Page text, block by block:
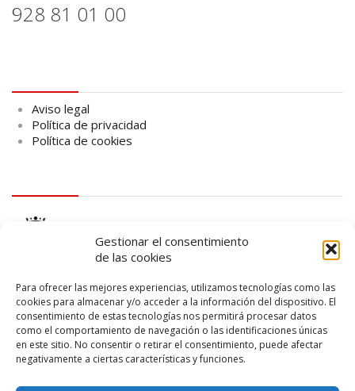
Gestionar el consentimiento
de las cookies
Para ofrecer las mejores experiencias, utilizamos tecnologías como las
cookies para almacenar y/o acceder a la información del dispositivo. El
consentimiento de estas tecnologías nos permitirá procesar datos
como el comportamiento de navegación o las identificaciones únicas
en este sitio. No consentir o retirar el consentimiento, puede afectar
negativamente a ciertas características y funciones.
928 81 01 00
Aviso legal
Política de privacidad
Política de cookies
logo SID